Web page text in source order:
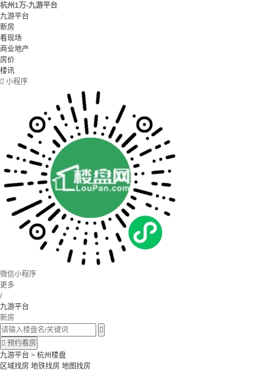
杭州1万-九游平台
九游平台
新房
看现场
商业地产
房价
楼讯
 小程序
微信小程序
更多
/
九游平台
新房

 预约看房
九游平台 > 杭州楼盘
区域找房 地铁找房 地图找房